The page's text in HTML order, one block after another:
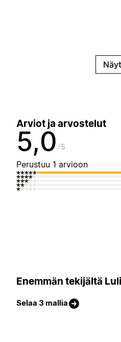
Arviot ja arvostelut
5,0 5
Perustuu 1 arvioon
Enemmän tekijältä Luli
Selaa 3 mallia